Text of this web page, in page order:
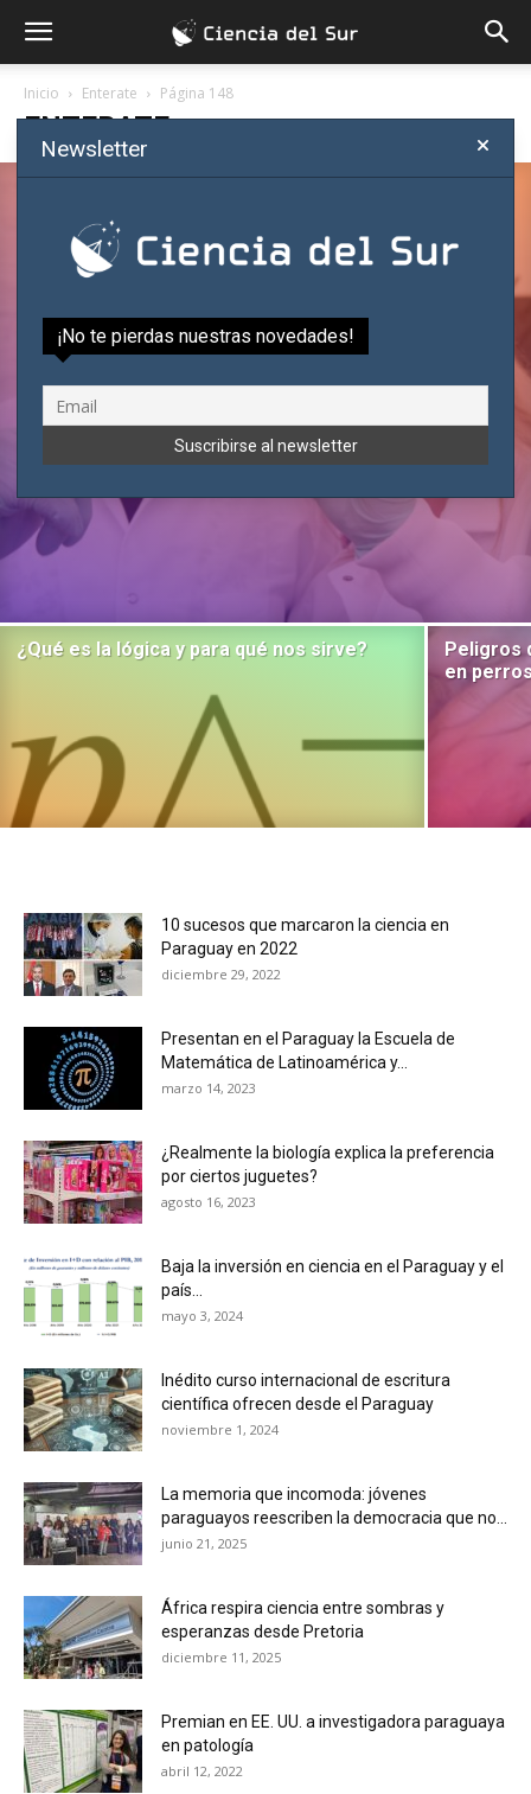
Inicio Enterate Página 148
ENTERATE
qué le sirve al científico?
Sergio Morales julio 4, 2019
¿Qué es la lógica y para qué nos sirve?
Peligros
en
10 sucesos que marcaron la ciencia en
Paraguay en 2022
diciembre 29, 2022
Presentan en el Paraguay la Escuela de
Matemática de Latinoamérica y...
marzo 14, 2023
¿Realmente la biología explica la preferencia
por ciertos juguetes?
agosto 16, 2023
Baja la inversión en ciencia en el Paraguay y el
país...
mayo 3, 2024
Inédito curso internacional de escritura
científica ofrecen desde el Paraguay
noviembre 1, 2024
La memoria que incomoda: jóvenes
paraguayos reescriben la democracia que no...
junio 21, 2025
África respira ciencia entre sombras y
esperanzas desde Pretoria
diciembre 11, 2025
Premian en EE. UU. a investigadora paraguaya
en patología
abril 12, 2022
Newsletter
¡No te pierdas nuestras novedades!